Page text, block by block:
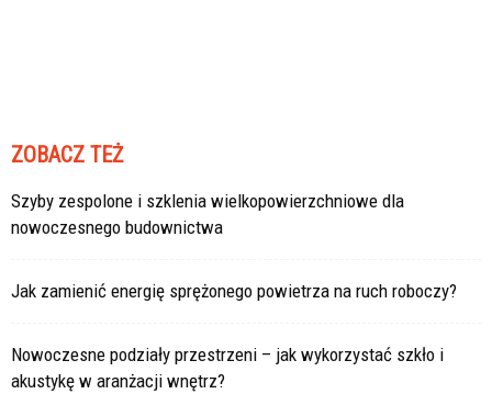
ZOBACZ TEŻ
Szyby zespolone i szklenia wielkopowierzchniowe dla
nowoczesnego budownictwa
Jak zamienić energię sprężonego powietrza na ruch roboczy?
Nowoczesne podziały przestrzeni – jak wykorzystać szkło i
akustykę w aranżacji wnętrz?